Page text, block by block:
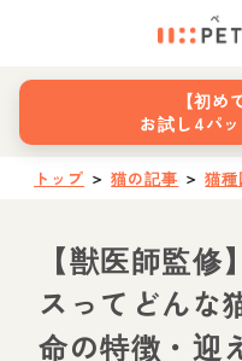
【初め
お試し4パ
トップ ＞ 猫の記事 ＞ 猫
【獣医師監
スってどんな
命の特徴・迎